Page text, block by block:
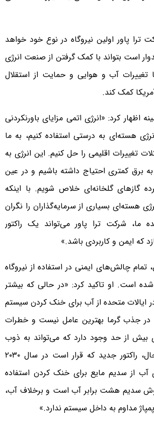
ترا پاور اولین نیروگاه در نوع خود خواهد
است بتواند با کمک گرفتن از صنعت انرژی
تغییرات آب و هوایی و حمایت از استقلال
کمک کند.
اظهار کرد: «انرژی اتمی مزایای باورنکردنی
انرژی هسته‌ای به درستی استفاده کنیم، به ما
تغییرات اقلیمی را حل کنیم. این انرژی به
برق کمتری احتیاج داشته باشیم و در عین
گازهای گلخانه‌ای خلاص شویم. با اینکه
هسته‌ای بسیاری از سرمایه‌گذاران را نگران
ما، شرکت ترا پاور می‌تواند یک راکتور
که ایمن و کاربردی باشد.»
تمام چالش‌های ایمنی در استفاده از نیروگاه
است. او تاکید کرد: «در حالی که بیشتر
ایالات متحده از آب برای خنک کردن سیستم
در جذب گرما بهترین عامل نیست و خطرات
بیش از حد وجود دارد که می‌تواند به ذوب
منجر شود. با این حال، راکتور جدید که قرار است در سال ۲۰۳۰
آب از سدیم مایع برای خنک کردن استفاده
سدیم هشت برابر آب است و برخلاف آب،
مداوم به داخل سیستم ندارد.»